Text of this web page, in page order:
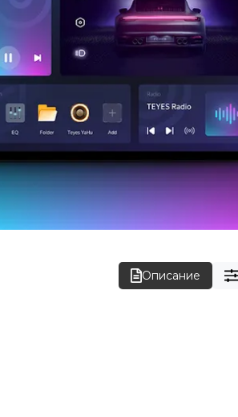
Описание